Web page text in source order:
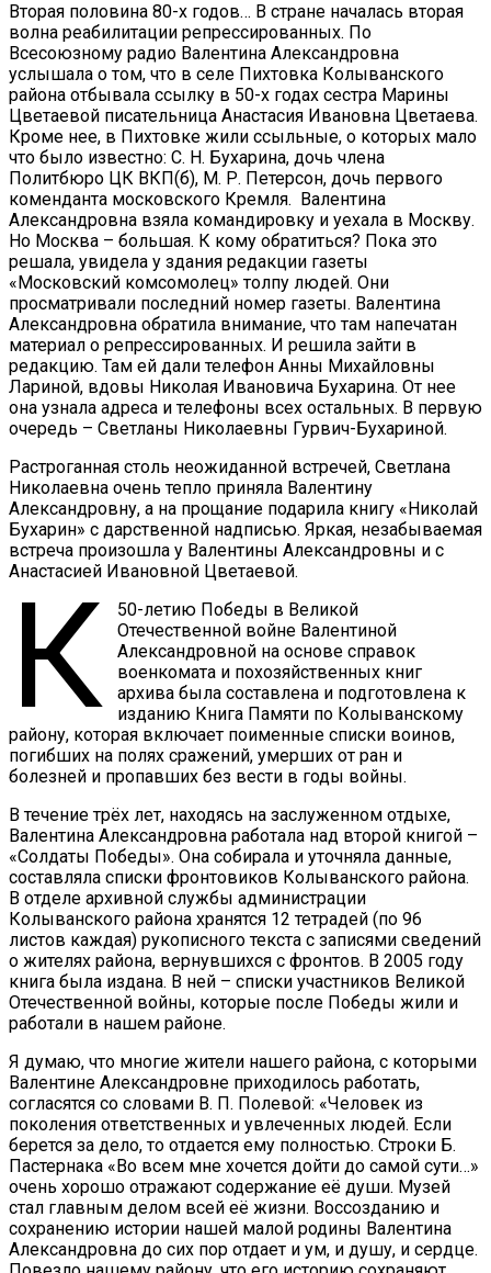
Вторая половина 80-х годов… В стране началась вторая
волна реабилитации репрессированных. По
Всесоюзному радио Валентина Александровна
услышала о том, что в селе Пихтовка Колыванского
района отбывала ссылку в 50-х годах сестра Марины
Цветаевой писательница Анастасия Ивановна Цветаева.
Кроме нее, в Пихтовке жили ссыльные, о которых мало
что было известно: С. Н. Бухарина, дочь члена
Политбюро ЦК ВКП(б), М. Р. Петерсон, дочь первого
коменданта московского Кремля. Валентина
Александровна взяла командировку и уехала в Москву.
Но Москва – большая. К кому обратиться? Пока это
решала, увидела у здания редакции газеты
«Московский комсомолец» толпу людей. Они
просматривали последний номер газеты. Валентина
Александровна обратила внимание, что там напечатан
материал о репрессированных. И решила зайти в
редакцию. Там ей дали телефон Анны Михайловны
Лариной, вдовы Николая Ивановича Бухарина. От нее
она узнала адреса и телефоны всех остальных. В первую
очередь – Светланы Николаевны Гурвич-Бухариной.
Растроганная столь неожиданной встречей, Светлана
Николаевна очень тепло приняла Валентину
Александровну, а на прощание подарила книгу «Николай
Бухарин» с дарственной надписью. Яркая, незабываемая
встреча произошла у Валентины Александровны и с
Анастасией Ивановной Цветаевой.
К
50-летию Победы в Великой
Отечественной войне Валентиной
Александровной на основе справок
военкомата и похозяйственных книг
архива была составлена и подготовлена к
изданию Книга Памяти по Колыванскому
району, которая включает поименные списки воинов,
погибших на полях сражений, умерших от ран и
болезней и пропавших без вести в годы войны.
В течение трёх лет, находясь на заслуженном отдыхе,
Валентина Александровна работала над второй книгой –
«Солдаты Победы». Она собирала и уточняла данные,
составляла списки фронтовиков Колыванского района.
В отделе архивной службы администрации
Колыванского района хранятся 12 тетрадей (по 96
листов каждая) рукописного текста с записями сведений
о жителях района, вернувшихся с фронтов. В 2005 году
книга была издана. В ней – списки участников Великой
Отечественной войны, которые после Победы жили и
работали в нашем районе.
Я думаю, что многие жители нашего района, с которыми
Валентине Александровне приходилось работать,
согласятся со словами В. П. Полевой: «Человек из
поколения ответственных и увлеченных людей. Если
берется за дело, то отдается ему полностью. Строки Б.
Пастернака «Во всем мне хочется дойти до самой сути…»
очень хорошо отражают содержание её души. Музей
стал главным делом всей её жизни. Воссозданию и
сохранению истории нашей малой родины Валентина
Александровна до сих пор отдает и ум, и душу, и сердце.